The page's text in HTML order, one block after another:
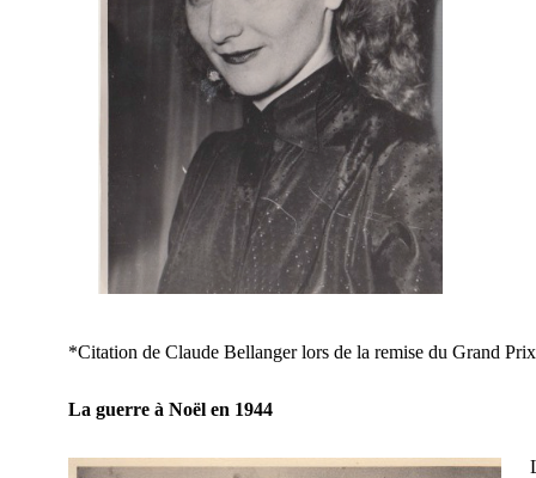
*Citation de Claude Bellanger lors de la remise du Grand
La guerre à Noël en 1944